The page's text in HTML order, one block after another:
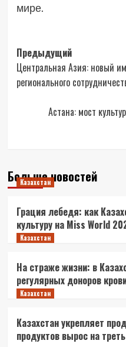
мире.
Навигация
записи
Предыдущий
Центральная Азия: новый
регионального
Астана: мост
Больше новостей
Казахстан
Грация лебедя: как
культуру на Miss World
Казахстан
На страже жизни: в
регулярных доноров
Казахстан
Казахстан укрепляет
продуктов вырос на треть